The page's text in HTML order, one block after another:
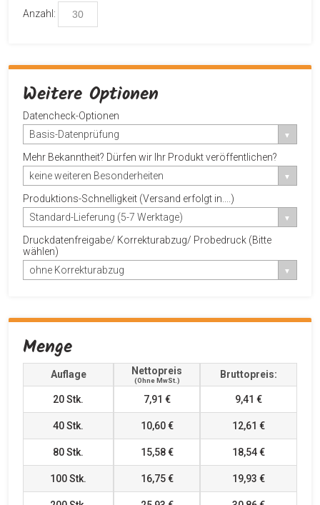
Anzahl:
Weitere Optionen
Datencheck-Optionen
Basis-Datenprüfung
Mehr Bekanntheit? Dürfen wir Ihr Produkt veröffentlichen?
keine weiteren Besonderheiten
Produktions-Schnelligkeit (Versand erfolgt in....)
Standard-Lieferung (5-7 Werktage)
Druckdatenfreigabe/ Korrekturabzug/ Probedruck (Bitte
wählen)
ohne Korrekturabzug
Menge
Auflage Nettopreis
(ohne MwSt.)
Bruttopreis:
20Stk. 7,91 € 9,41 €
40Stk. 10,60 € 12,61 €
80Stk. 15,58 € 18,54 €
100Stk. 16,75 € 19,93 €